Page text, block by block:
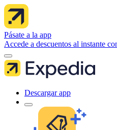
Pásate a la app
Accede a descuentos al instante
Descargar app